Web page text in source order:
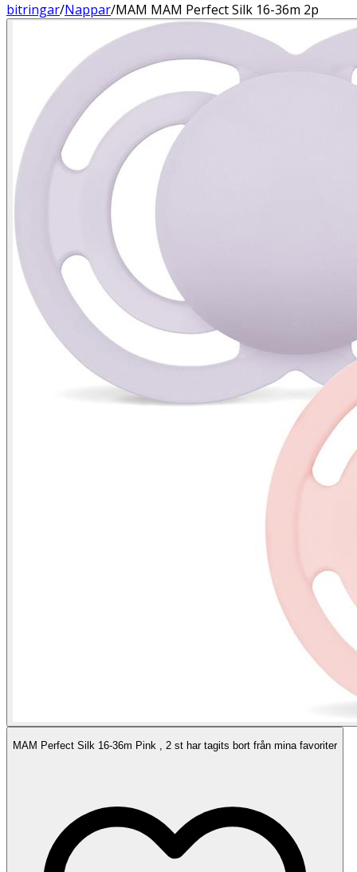
bitringar/Nappar/MAM MAM Perfect Silk 16-36m 2p
MAM Perfect Silk 16-36m Pink , 2 st har tagits bort från mina favoriter